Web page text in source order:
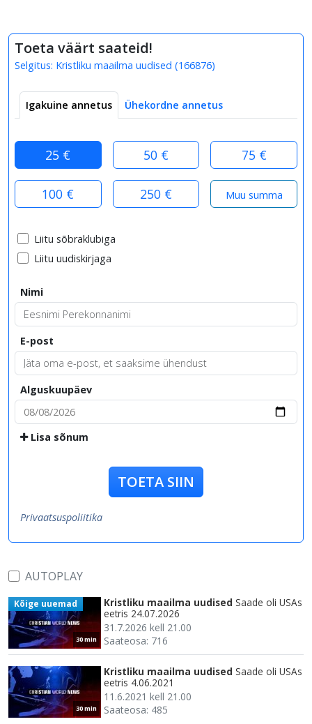
Toeta väärt saateid!
Selgitus: Kristliku maailma uudised (166876)
Igakuine annetus Ühekordne annetus
25 € 50 € 75 €
100 € 250 €
Liitu sõbraklubiga
Liitu uudiskirjaga
Nimi
E-post
Alguskuupäev
Lisa sõnum
TOETA SIIN
Privaatsuspoliitika
AUTOPLAY
30 min
Kõige uuemad Kristliku maailma uudised Saade oli USAs
eetris 24.07.2026
31.7.2026 kell 21.00
Saateosa: 716
30 min
Kristliku maailma uudised Saade oli USAs
eetris 4.06.2021
11.6.2021 kell 21.00
Saateosa: 485